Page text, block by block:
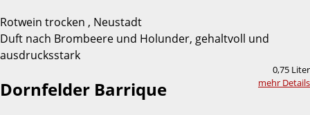
Rotwein trocken , Neustadt
Duft nach Brombeere und Holunder, gehaltvoll und
ausdrucksstark
0,75 Liter
mehr Details
Dornfelder Barrique